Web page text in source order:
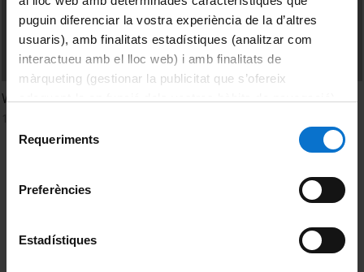
puguin diferenciar la vostra experiència de la d’altres
usuaris), amb finalitats estadístiques (analitzar com
interactueu amb el lloc web) i amb finalitats de
màrqueting (gestionar la publicitat que s’ofereix
consultar laPolítica de galetes del lloc web de la
Requeriments
Preferències
Estadístiques
Welcome Reception. ICPH 2011